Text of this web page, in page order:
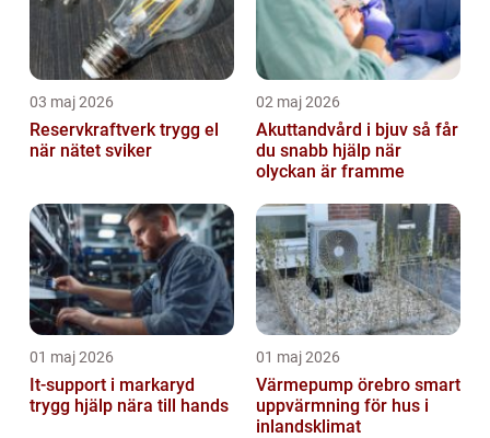
03 maj 2026
Reservkraftverk trygg el
när nätet sviker
02 maj 2026
Akuttandvård i bjuv så får
du snabb hjälp när
olyckan är framme
01 maj 2026
It-support i markaryd
trygg hjälp nära till hands
01 maj 2026
Värmepump örebro smart
uppvärmning för hus i
inlandsklimat